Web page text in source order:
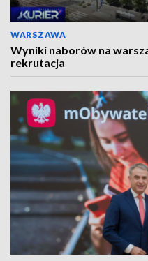
WARSZAWA
Wyniki naborów na
rekrutacja